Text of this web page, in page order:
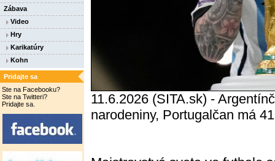
Zábava
Video
Hry
Karikatúry
Kohn
Pridajte sa
Ste na Facebooku?
Ste na Twitteri?
Pridajte sa.
11.6.2026 (SITA.sk) -
narodeniny, Portugalčan má